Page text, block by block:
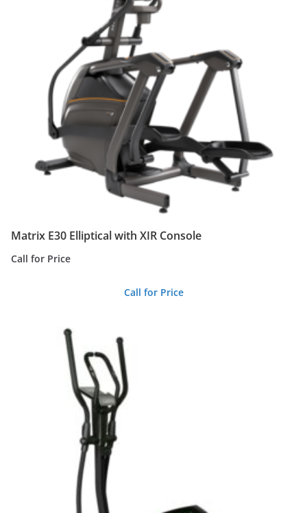
Matrix E30 Elliptical with XIR Console
Call for Price
Call for Price